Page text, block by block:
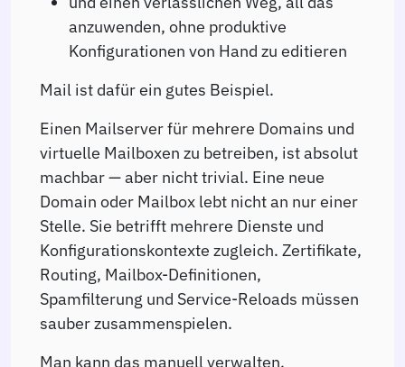
anzuwenden, ohne produktive
Konfigurationen von Hand zu editieren
Mail ist dafür ein gutes Beispiel.
Einen Mailserver für mehrere Domains und
virtuelle Mailboxen zu betreiben, ist absolut
machbar — aber nicht trivial. Eine neue
Domain oder Mailbox lebt nicht an nur einer
Stelle. Sie betrifft mehrere Dienste und
Konfigurationskontexte zugleich. Zertifikate,
Routing, Mailbox-Definitionen,
Spamfilterung und Service-Reloads müssen
sauber zusammenspielen.
Man kann das manuell verwalten.